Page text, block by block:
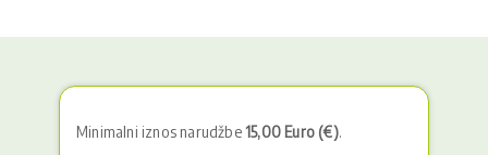
Minimalni iznos narudžbe 15,00 Euro (€).